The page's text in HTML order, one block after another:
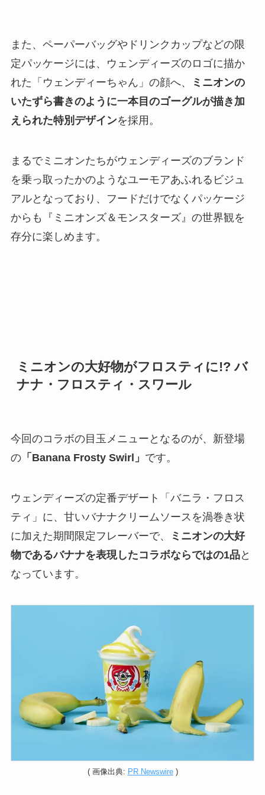
また、ペーパーバッグやドリンクカップなどの限
定パッケージには、ウェンディーズのロゴに描か
れた「ウェンディーちゃん」の顔へ、
ミニオンの
いたずら書きのように一本目のゴーグルが描き加
えられた特別デザインを採用。
まるでミニオンたちがウェンディーズのブランド
を乗っ取ったかのようなユーモアあふれるビジュ
アルとなっており、フードだけでなくパッケージ
からも『ミニオンズ＆モンスターズ』の世界観を
存分に楽しめます。
ミニオンの大好物がフロスティに!? バ
ナナ・フロスティ・スワール
今回のコラボの目玉メニューとなるのが、新登場
の「Banana Frosty Swirl」 です。
ウェンディーズの定番デザート「バニラ・フロス
ティ」に、甘いバナナクリームソースを渦巻き状
に加えた期間限定フレーバーで、
ミニオンの大好
物であるバナナを表現したコラボならではの1品と
なっています。
( 画像出典: PR Newswire)